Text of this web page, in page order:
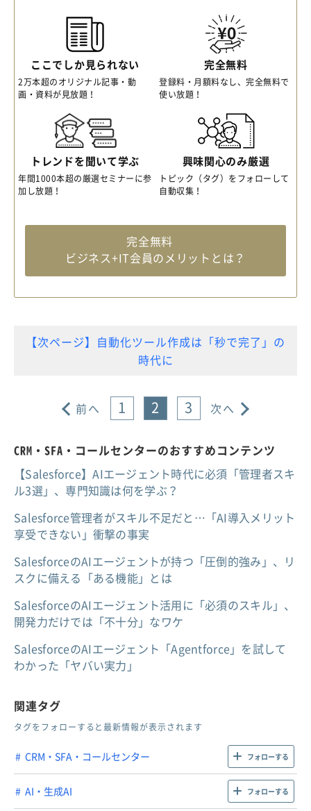
ここでしか見られない
2万本超のオリジナル記事・動
画・資料が見放題！
完全無料
登録料・月額料なし、完全無料で
使い放題！
トレンドを聞いて学ぶ
年間1000本超の厳選セミナーに参
加し放題！
興味関心のみ厳選
トピック（タグ）をフォローして
自動収集！
完全無料
ビジネス+IT会員のメリットとは？
【次ページ】自動化ツール作成は「秒で完了」の
時代に
前へ 1 2 3 次へ
CRM・SFA・コールセンターのおすすめコンテンツ
【Salesforce】AIエージェント時代に必須「管理者スキ
ル3選」、専門知識は何を学ぶ？
Salesforce管理者がスキル不足だと…「AI導入メリット
享受できない」衝撃の事実
SalesforceのAIエージェントが持つ「圧倒的強み」、リ
スクに備える「ある機能」とは
SalesforceのAIエージェント活用に「必須のスキル」、
開発力だけでは「不十分」なワケ
SalesforceのAIエージェント「Agentforce」を試して
わかった「ヤバい実力」
関連タグ
タグをフォローすると最新情報が表示されます
CRM・SFA・コールセンター フォローする
AI・生成AI フォローする